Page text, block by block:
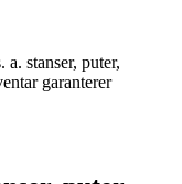
stanser, puter,
garanterer